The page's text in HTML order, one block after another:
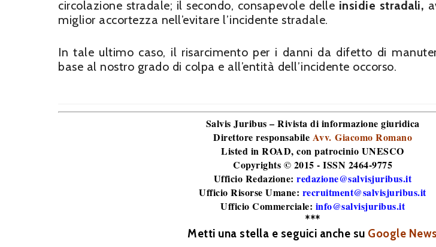
circolazione stradale; il secondo, consapevole delle insidie stradali,
miglior accortezza nell’evitare l’incidente stradale.
In tale ultimo caso, il risarcimento per i danni da difetto di
base al nostro grado di colpa e all’entità dell’incidente occorso.
Salvis Juribus – Rivista di informazione giuridica
Direttore responsabile Avv. Giacomo Romano
Listed in ROAD, con patrocinio UNESCO
Copyrights © 2015 - ISSN 2464-9775
Ufficio Redazione: redazione@salvisjuribus.it
Ufficio Risorse Umane: recruitment@salvisjuribus.it
Ufficio Commerciale: info@salvisjuribus.it
***
Metti una stella e seguici anche su Google News